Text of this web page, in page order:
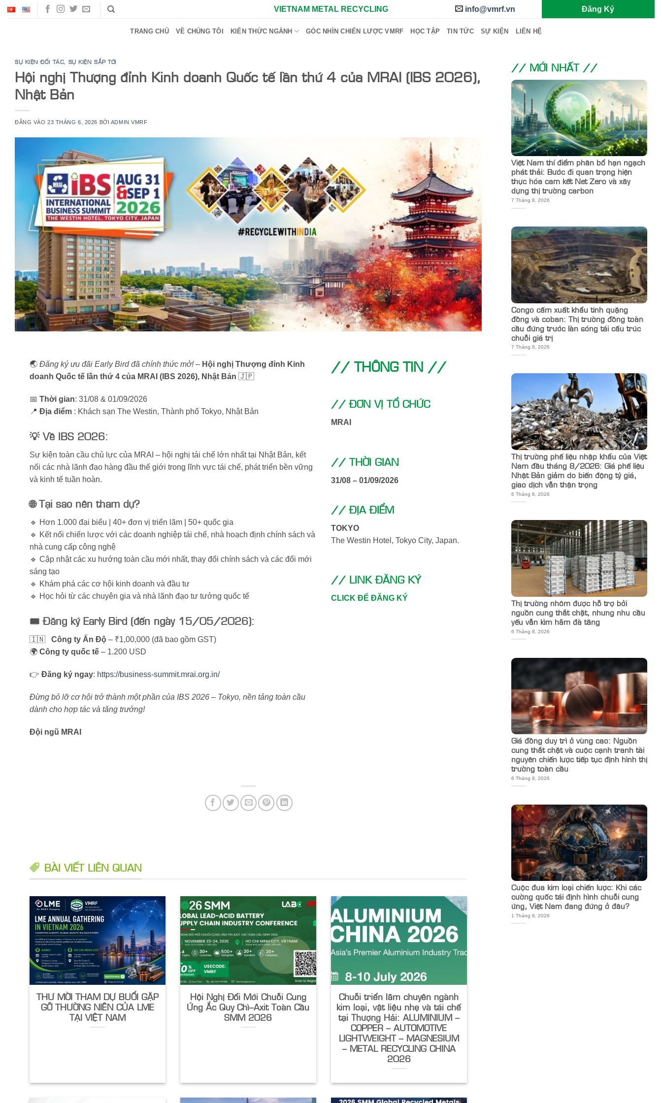
Bỏ
VIETNAM METAL RECYCLING info@vmrf.vn Đăng Ký
TRANG CHỦ VỀ CHÚNG TÔI KIẾN THỨC NGÀNH GÓC NHÌN CHIẾN LƯỢC VMRF HỌC TẬP TIN TỨC SỰ KIỆN LIÊN HỆ
SỰ KIỆN ĐỐI TÁC, SỰ KIỆN SẮP TỚI
Hội nghị Thượng đỉnh Kinh doanh Quốc tế lần thứ 4 của MRAI (IBS 2026),
Nhật Bản
ĐĂNG VÀO23 THÁNG 6, 2026 BỞI ADMIN VMRF
🌏 Đăng ký ưu đãi Early Bird đã chính thức mở!– Hội nghị Thượng đỉnh Kinh
doanh Quốc tế lần thứ 4 của MRAI (IBS 2026), Nhật Bản 🇯🇵
📅 Thời gian: 31/08 & 01/09/2026
📍 Địa điểm : Khách sạn The Westin, Thành phố Tokyo, Nhật Bản
💡 Về IBS 2026:
Sự kiện toàn cầu chủ lực của MRAI – hội nghị tái chế lớn nhất tại Nhật Bản, kết
nối các nhà lãnh đạo hàng đầu thế giới trong lĩnh vực tái chế, phát triển bền vững
và kinh tế tuần hoàn.
🌐 Tại sao nên tham dự?
🔹 Hơn 1.000 đại biểu | 40+ đơn vị triển lãm | 50+ quốc gia
🔹 Kết nối chiến lược với các doanh nghiệp tái chế, nhà hoạch định chính sách và
nhà cung cấp công nghệ
🔹 Cập nhật các xu hướng toàn cầu mới nhất, thay đổi chính sách và các đổi mới
sáng tạo
🔹 Khám phá các cơ hội kinh doanh và đầu tư
🔹 Học hỏi từ các chuyên gia và nhà lãnh đạo tư tưởng quốc tế
🎟️ Đăng ký Early Bird (đến ngày 15/05/2026):
🇮🇳 Công ty Ấn Độ – ₹1,00,000 (đã bao gồm GST)
🌍 Công ty quốc tế – 1.200 USD
👉 Đăng ký ngay: https://business-summit.mrai.org.in/
Đừng bỏ lỡ cơ hội trở thành một phần của IBS 2026 – Tokyo, nền tảng toàn cầu
dành cho hợp tác và tăng trưởng!
Đội ngũ MRAI
// THÔNG TIN //
// ĐƠN VỊ TỔ CHỨC
MRAI
// THỜI GIAN
31/08 – 01/09/2026
// ĐỊA ĐIỂM
TOKYO
The Westin Hotel, Tokyo City, Japan.
// LINK ĐĂNG KÝ
CLICK ĐỂ ĐĂNG KÝ
BÀI VIẾT LIÊN QUAN
THƯ MỜI THAM DỰ BUỔI GẶP
GỠ THƯỜNG NIÊN CỦA LME
TẠI VIỆT NAM
Hội Nghị Đổi Mới Chuỗi Cung
Ứng Ắc Quy Chì–Axit Toàn Cầu
SMM 2026
Chuỗi triển lãm chuyên ngành
kim loại, vật liệu nhẹ và tái chế
tại Thượng Hải: ALUMINIUM –
COPPER – AUTOMOTIVE
LIGHTWEIGHT – MAGNESIUM
– METAL RECYCLING CHINA
2026
// MỚI NHẤT //
Việt Nam thí điểm phân bổ hạn ngạch
phát thải: Bước đi quan trọng hiện
thực hóa cam kết Net Zero và xây
dựng thị trường carbon
7 Tháng 8, 2026
Congo cấm xuất khẩu tinh quặng
đồng và coban: Thị trường đồng toàn
cầu đứng trước làn sóng tái cấu trúc
chuỗi giá trị
7 Tháng 8, 2026
Thị trường phế liệu nhập khẩu của Việt
Nam đầu tháng 8/2026: Giá phế liệu
Nhật Bản giảm do biến động tỷ giá,
giao dịch vẫn thận trọng
6 Tháng 8, 2026
Thị trường nhôm được hỗ trợ bởi
nguồn cung thắt chặt, nhưng nhu cầu
yếu vẫn kìm hãm đà tăng
6 Tháng 8, 2026
Giá đồng duy trì ở vùng cao: Nguồn
cung thắt chặt và cuộc cạnh tranh tài
nguyên chiến lược tiếp tục định hình thị
trường toàn cầu
6 Tháng 8, 2026
Cuộc đua kim loại chiến lược: Khi các
cường quốc tái định hình chuỗi cung
ứng, Việt Nam đang đứng ở đâu?
1 Tháng 8, 2026